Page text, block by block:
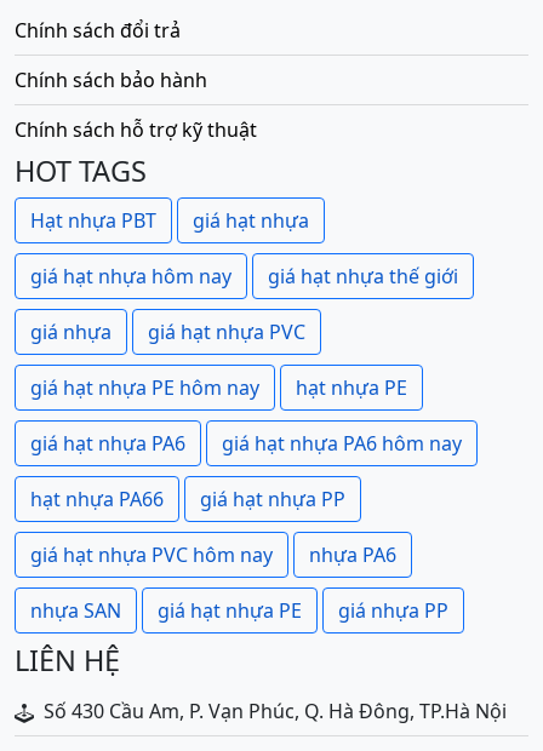
Chính sách đổi trả
Chính sách bảo hành
Chính sách hỗ trợ kỹ thuật
HOT TAGS
Hạt nhựa PBT giá hạt nhựa
giá hạt nhựa hôm nay giá hạt nhựa thế giới
giá nhựa giá hạt nhựa PVC
giá hạt nhựa PE hôm nay hạt nhựa PE
giá hạt nhựa PA6 giá hạt nhựa PA6 hôm nay
hạt nhựa PA66 giá hạt nhựa PP
giá hạt nhựa PVC hôm nay nhựa PA6
nhựa SAN giá hạt nhựa PE giá nhựa PP
LIÊN HỆ
Số 430 Cầu Am, P. Vạn Phúc, Q. Hà Đông, TP.Hà Nội